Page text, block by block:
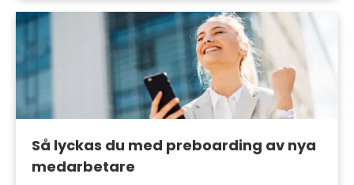
Så lyckas du med preboarding av nya
medarbetare